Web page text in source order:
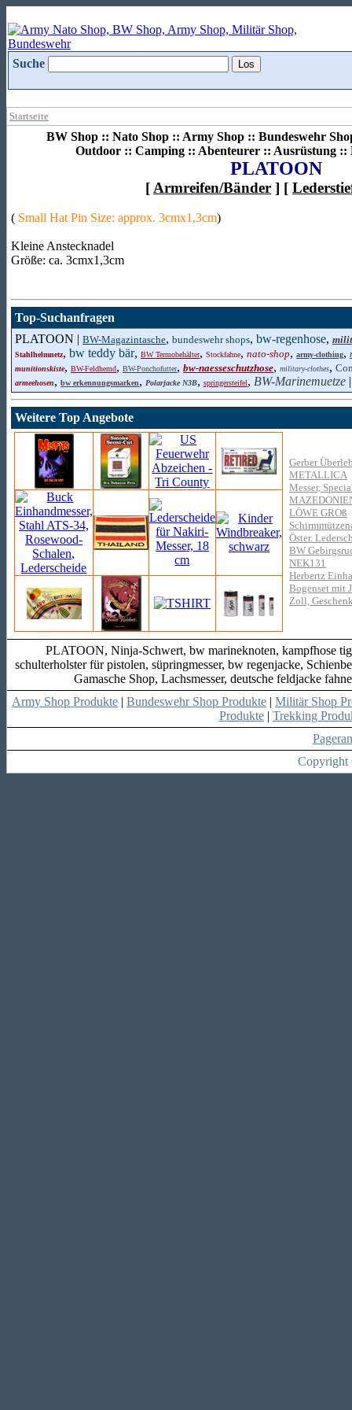
Suche
Startseite
BW Shop :: Nato Shop :: Army Shop :: Bundeswehr
Outdoor :: Camping :: Abenteurer :: Ausrüstung ::
PLATOON
[ Armreifen/Bänder ] [
( Small Hat Pin Size: approx. 3cmx1,3cm)
Kleine Anstecknadel
Größe: ca. 3cmx1,3cm
Top-Suchanfragen
PLATOON | BW-Magazintasche, bundeswehr shops, bw-regenhose,
Stahlhelmnetz, bw teddy bär, BW Termobehälter, Stockfahne, nato-shop, army-clothing,
munitionskiste, BW-Feldhemd, BW-Ponchofutter, bw-naesseschutzhose, military-clothes,
armeehosen, bw erkennungsmarken, Polarjacke N3B, springersteifel, BW-Marinemuetze
Weitere Top Angebote
Gerber
METALLICA
Messer,
LÖWE GROß
Öster.
BW
NEK131
Herbertz
Bogenset mit
Zoll,
PLATOON, Ninja-Schwert, bw marineknoten, kampfhose
schulterholster für pistolen, süpringmesser, bw regenjacke,
Gamasche Shop, Lachsmesser, deutsche feldjacke
Army Shop Produkte | Bundeswehr Shop Produkte | Militär Shop
Produkte | Trekking